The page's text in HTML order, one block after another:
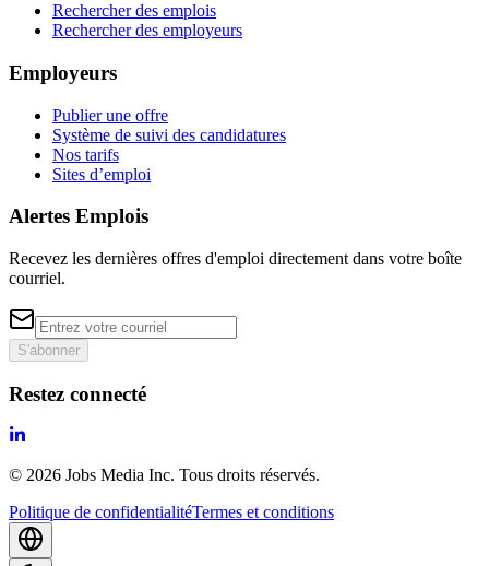
Rechercher des emplois
Rechercher des employeurs
Employeurs
Publier une offre
Système de suivi des candidatures
Nos tarifs
Sites d’emploi
Alertes Emplois
Recevez les dernières offres d'emploi directement dans votre boîte
courriel.
S'abonner
Restez connecté
© 2026 Jobs Media Inc. Tous droits réservés.
Politique de confidentialitéTermes et conditions